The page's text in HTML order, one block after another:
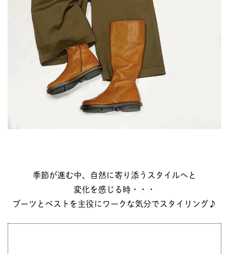
季節が進む中、自然に寄り添うスタイルへと
変化を感じる時・・・
ブーツとベストを主役にワークな気分でスタイリング♪